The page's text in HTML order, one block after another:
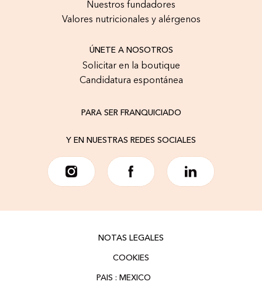
Nuestros fundadores
Valores nutricionales y alérgenos
ÚNETE A NOSOTROS
Solicitar en la boutique
Candidatura espontánea
PARA SER FRANQUICIADO
Y EN NUESTRAS REDES SOCIALES
NOTAS LEGALES
COOKIES